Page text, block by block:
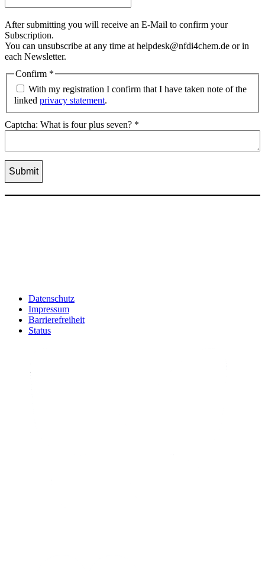
After submitting you will receive an E-Mail to confirm your
Subscription.
You can unsubscribe at any time at helpdesk@nfdi4chem.de or in
each Newsletter.
Confirm *
With my registration I confirm that I have taken note of the
linked privacy statement.
Captcha: What is four plus seven? *
Datenschutz
Impressum
Barrierefreiheit
Status